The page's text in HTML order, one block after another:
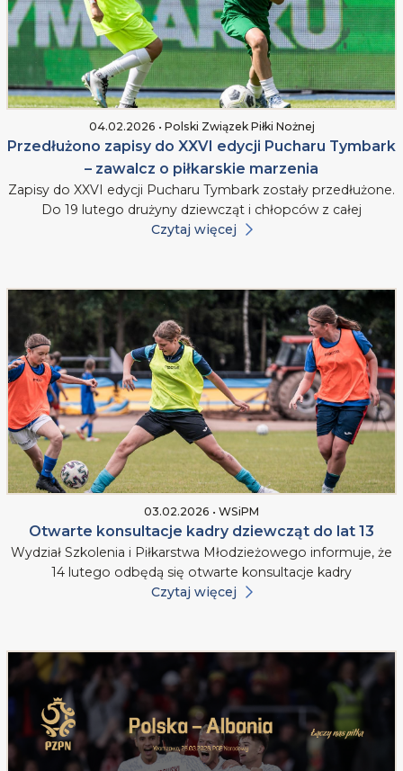
04.02.2026 • Polski Związek Piłki Nożnej
Przedłużono zapisy do XXVI edycji Pucharu Tymbark
– zawalcz o piłkarskie marzenia
Zapisy do XXVI edycji Pucharu Tymbark zostały przedłużone.
Do 19 lutego drużyny dziewcząt i chłopców z całej
Czytaj więcej
03.02.2026 • WSiPM
Otwarte konsultacje kadry dziewcząt do lat 13
Wydział Szkolenia i Piłkarstwa Młodzieżowego informuje, że
14 lutego odbędą się otwarte konsultacje kadry
Czytaj więcej